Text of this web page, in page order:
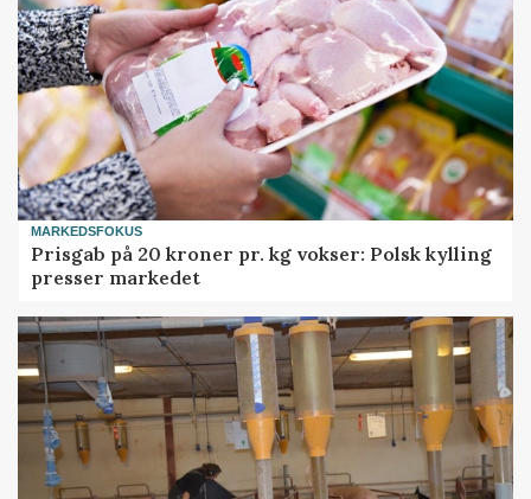
MARKEDSFOKUS
Prisgab på 20 kroner pr. kg vokser: Polsk kylling
presser markedet